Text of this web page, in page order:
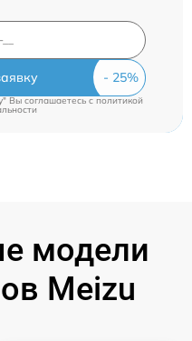
Вы соглашаетесь cполитикой
модели
Meizu